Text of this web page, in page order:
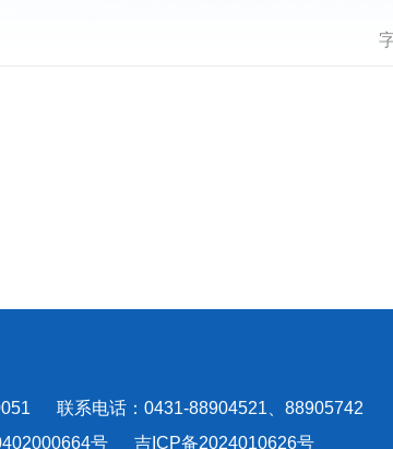
联系电话：0431-88904521、88905742
号 吉ICP备2024010626号